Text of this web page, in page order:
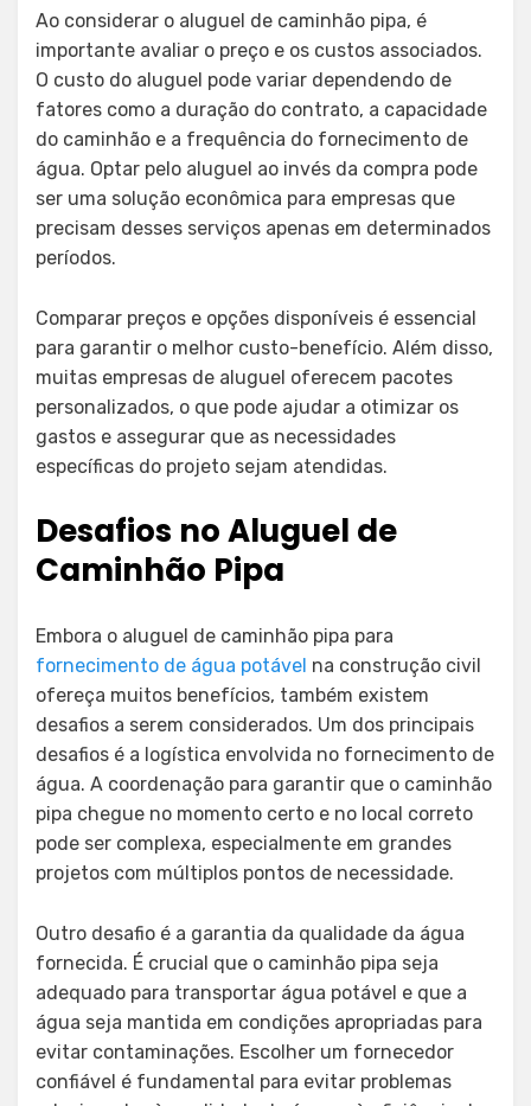
Ao considerar o aluguel de caminhão pipa, é
importante avaliar o preço e os custos associados.
O custo do aluguel pode variar dependendo de
fatores como a duração do contrato, a capacidade
do caminhão e a frequência do fornecimento de
água. Optar pelo aluguel ao invés da compra pode
ser uma solução econômica para empresas que
precisam desses serviços apenas em determinados
períodos.
Comparar preços e opções disponíveis é essencial
para garantir o melhor custo-benefício. Além disso,
muitas empresas de aluguel oferecem pacotes
personalizados, o que pode ajudar a otimizar os
gastos e assegurar que as necessidades
específicas do projeto sejam atendidas.
Desafios no Aluguel de
Caminhão Pipa
Embora o aluguel de caminhão pipa para
fornecimento de água potável na construção civil
ofereça muitos benefícios, também existem
desafios a serem considerados. Um dos principais
desafios é a logística envolvida no fornecimento de
água. A coordenação para garantir que o caminhão
pipa chegue no momento certo e no local correto
pode ser complexa, especialmente em grandes
projetos com múltiplos pontos de necessidade.
Outro desafio é a garantia da qualidade da água
fornecida. É crucial que o caminhão pipa seja
adequado para transportar água potável e que a
água seja mantida em condições apropriadas para
evitar contaminações. Escolher um fornecedor
confiável é fundamental para evitar problemas